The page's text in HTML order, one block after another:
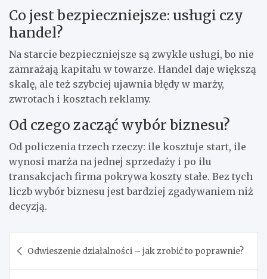
Co jest bezpieczniejsze: usługi czy
handel?
Na starcie bezpieczniejsze są zwykle usługi, bo nie
zamrażają kapitału w towarze. Handel daje większą
skalę, ale też szybciej ujawnia błędy w marży,
zwrotach i kosztach reklamy.
Od czego zacząć wybór biznesu?
Od policzenia trzech rzeczy: ile kosztuje start, ile
wynosi marża na jednej sprzedaży i po ilu
transakcjach firma pokrywa koszty stałe. Bez tych
liczb wybór biznesu jest bardziej zgadywaniem niż
decyzją.
wpisu
Odwieszenie działalności – jak zrobić to poprawnie?